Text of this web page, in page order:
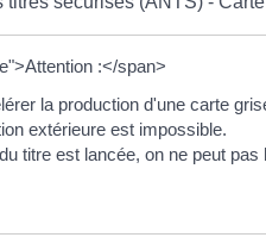
:</span>
la production d'une carte
extérieure est impossible.
titre est lancée, on ne peut